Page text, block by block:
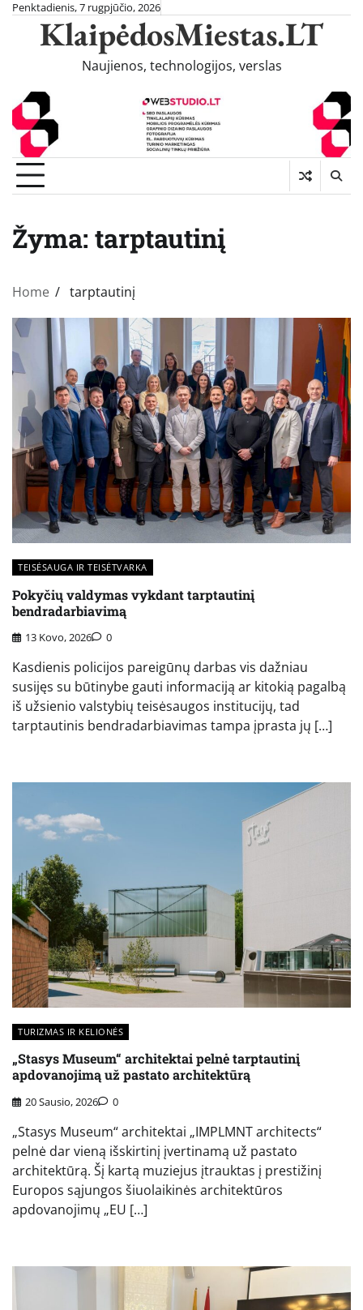
Skip
content
Penktadienis, 7 rugpjūčio, 2026
KlaipėdosMiestas.LT
Naujienos, technologijos, verslas
Žyma: tarptautinį
Home tarptautinį
TEISĖSAUGA IR TEISĖTVARKA
Pokyčių valdymas vykdant tarptautinį
bendradarbiavimą
13 Kovo, 2026 0
Kasdienis policijos pareigūnų darbas vis dažniau
susijęs su būtinybe gauti informaciją ar kitokią pagalbą
iš užsienio valstybių teisėsaugos institucijų, tad
tarptautinis bendradarbiavimas tampa įprasta jų […]
TURIZMAS IR KELIONĖS
„Stasys Museum“ architektai pelnė tarptautinį
apdovanojimą už pastato architektūrą
20 Sausio, 2026 0
„Stasys Museum“ architektai „IMPLMNT architects“
pelnė dar vieną išskirtinį įvertinamą už pastato
architektūrą. Šį kartą muziejus įtrauktas į prestižinį
Europos sąjungos šiuolaikinės architektūros
apdovanojimų „EU […]